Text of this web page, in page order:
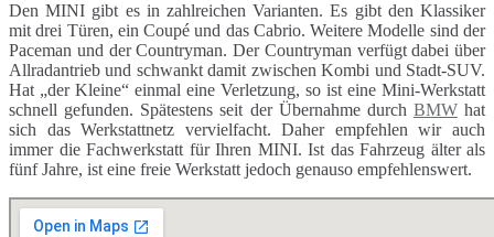
Den MINI gibt es in zahlreichen Varianten. Es gibt den Klassiker
mit drei Türen, ein Coupé und das Cabrio. Weitere Modelle sind der
Paceman und der Countryman. Der Countryman verfügt dabei über
Allradantrieb und schwankt damit zwischen Kombi und Stadt-SUV.
Hat „der Kleine“ einmal eine Verletzung, so ist eine Mini-Werkstatt
schnell gefunden. Spätestens seit der Übernahme durch BMWhat
sich das Werkstattnetz vervielfacht. Daher empfehlen wir auch
immer die Fachwerkstatt für Ihren MINI. Ist das Fahrzeug älter als
fünf Jahre, ist eine freie Werkstatt jedoch genauso empfehlenswert.